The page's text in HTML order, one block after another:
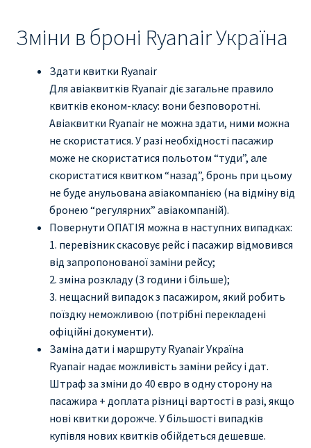
Зміни в броні Ryanair Україна
Здати квитки Ryanair
Для авіаквитків Ryanair діє загальне правило
квитків економ-класу: вони безповоротні.
Авіаквитки Ryanair не можна здати, ними можна
не скористатися. У разі необхідності пасажир
може не скористатися польотом “туди”, але
скористатися квитком “назад”, бронь при цьому
не буде анульована авіакомпанією (на відміну від
бронею “регулярних” авіакомпаній).
Повернути ОПАТІЯ можна в наступних випадках:
1. перевізник скасовує рейс і пасажир відмовився
від запропонованої заміни рейсу;
2. зміна розкладу (3 години і більше);
3. нещасний випадок з пасажиром, який робить
поїздку неможливою (потрібні перекладені
офіційні документи).
Заміна дати і маршруту Ryanair Україна
Ryanair надає можливість заміни рейсу і дат.
Штраф за зміни до 40 євро в одну сторону на
пасажира + доплата різниці вартості в разі, якщо
нові квитки дорожче. У більшості випадків
купівля нових квитків обійдеться дешевше.